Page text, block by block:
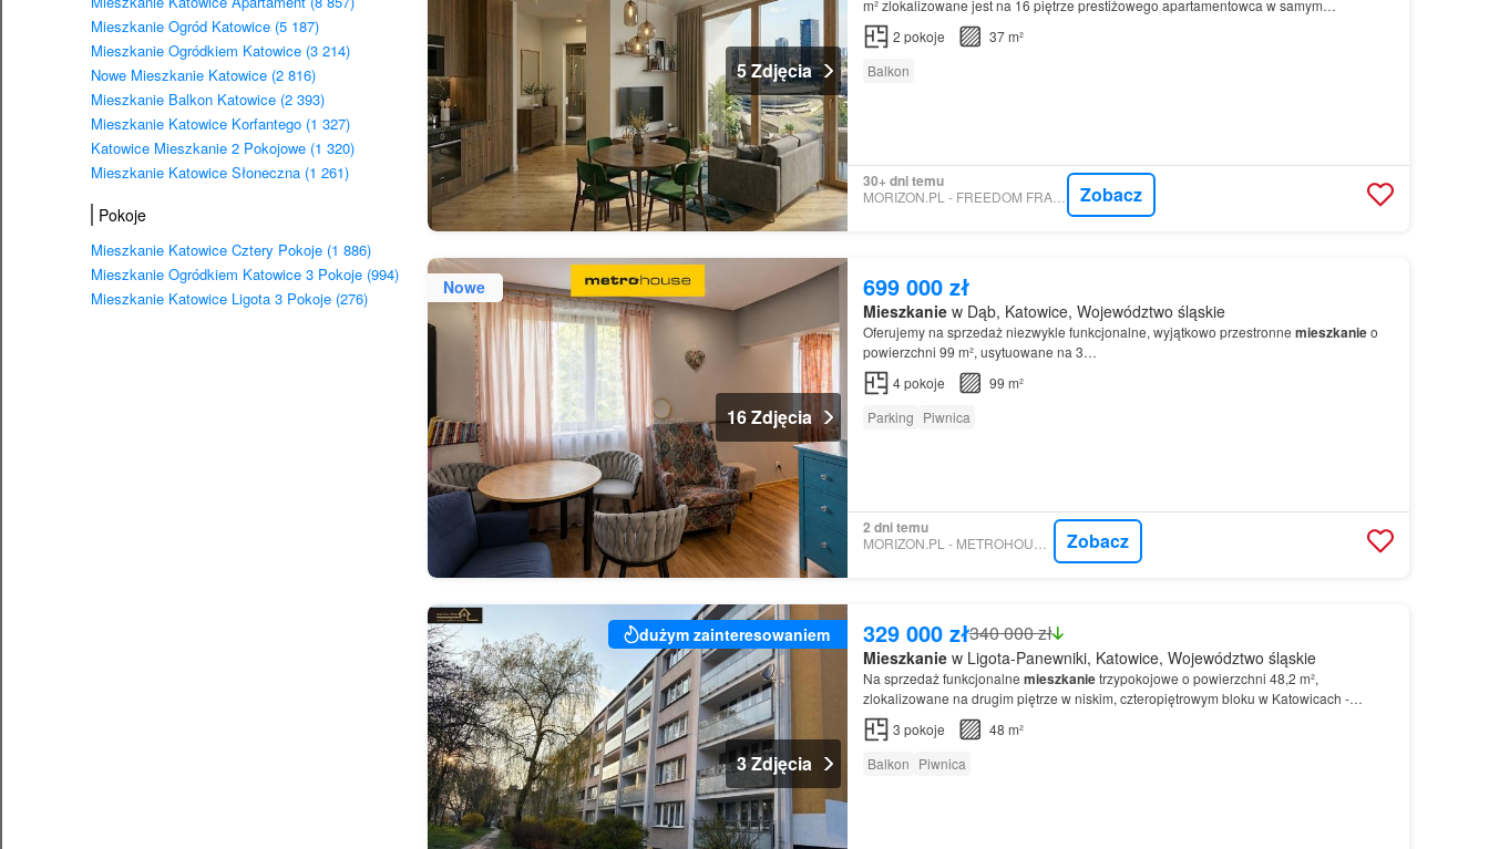
Mieszkanie Ogród Katowice (5 187)
Mieszkanie Ogródkiem Katowice (3 214)
Nowe Mieszkanie Katowice (2 816)
Mieszkanie Balkon Katowice (2 393)
Mieszkanie Katowice Korfantego (1 327)
Katowice Mieszkanie 2 Pokojowe (1 320)
Mieszkanie Katowice Słoneczna (1 261)
Pokoje
Mieszkanie Katowice Cztery Pokoje (1 886)
Mieszkanie Ogródkiem Katowice 3 Pokoje (994)
Mieszkanie Katowice Ligota 3 Pokoje (276)
5 Zdjęcia
m² zlokalizowane jest na 16 piętrze prestiżowego apartamentowca w samym
Przestrzeń została zaprojektowana w sposób niezwykle funkcjonalny, łącząc…
2 pokoje
37 m²
Balkon
30+ dni temu
MORIZON.PL - FREEDOM FRANCHISE SPÓŁKA Z OGRANICZONĄ ODPOWIEDZIALNOŚCIĄ Zobacz
Nowe
16 Zdjęcia
699 000 zł
Mieszkaniew Dąb, Katowice, Województwo śląskie
Oferujemy na sprzedaż niezwykle funkcjonalne, wyjątkowo przestronne mieszkanieo
powierzchni 99 m², usytuowane na 3…
4pokoje
99 m²
Parking Piwnica
2 dni temu
MORIZON.PL - METROHOUSE FRANCHISE S.A. Zobacz
dużym zainteresowaniem
3 Zdjęcia
329 000 zł340 000 zł
Mieszkaniew Ligota-Panewniki, Katowice, Województwo śląskie
Na sprzedaż funkcjonalne mieszkanietrzypokojowe o powierzchni 48,2 m²,
zlokalizowane na drugim piętrze w niskim, czteropiętrowym bloku w Katowicach -
Mieszkanie przeznaczone jest do generalnego remontu, co stanowi doskonałą…
3 pokoje
48 m²
Balkon Piwnica